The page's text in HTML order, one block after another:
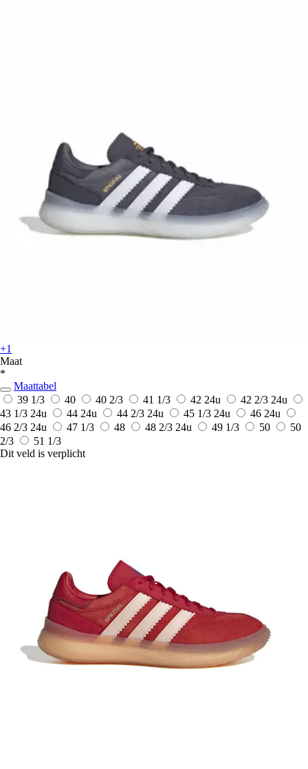
+1
Maat
*
Maattabel
39 1/3
40 40 2/3 41 1/3 42 24u 42 2/3 24u
43 1/3 24u 44 24u 44 2/3 24u 45 1/3 24u 46 24u
46 2/3 24u 47 1/3 48 48 2/3 24u 49 1/3 50
50
2/3
51 1/3
Dit veld is verplicht